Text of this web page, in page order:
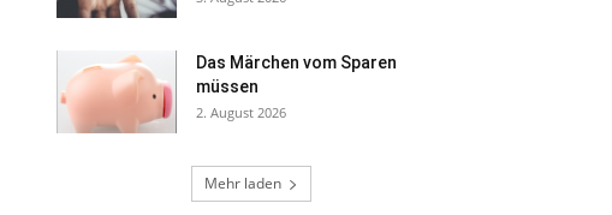
Das Märchen vom Sparen
müssen
2. August 2026
Mehr laden